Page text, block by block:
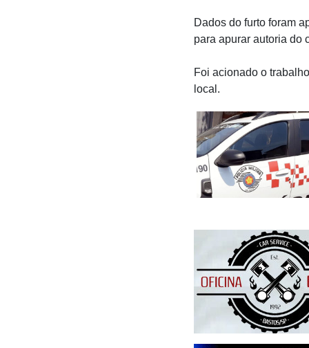
Dados do furto foram
para apurar autoria do
Foi acionado o
local.